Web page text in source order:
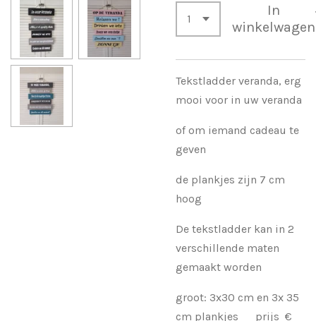
In
winkelwagen
Tekstladder veranda, erg
mooi voor in uw veranda
of om iemand cadeau te
geven
de plankjes zijn 7 cm
hoog
De tekstladder kan in 2
verschillende maten
gemaakt worden
groot: 3x30 cm en 3x 35
cm plankjes prijs €